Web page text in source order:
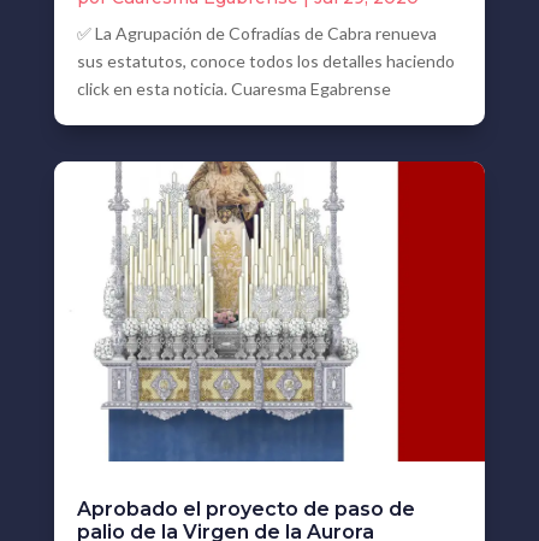
✅ La Agrupación de Cofradías de Cabra renueva
sus estatutos, conoce todos los detalles haciendo
click en esta noticia. Cuaresma Egabrense
Aprobado el proyecto de paso de
palio de la Virgen de la Aurora